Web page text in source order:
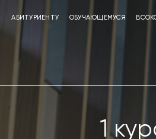
АБИТУРИЕНТУ ОБУЧАЮЩЕМУСЯ
1